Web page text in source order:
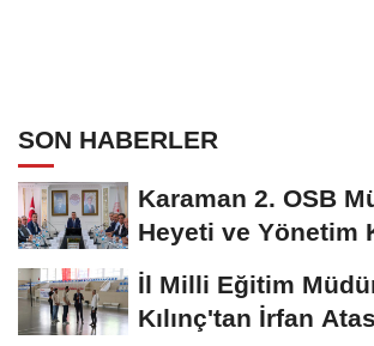
SON HABERLER
Karaman 2. OSB
Heyeti ve Yönetim
Toplantısı
İl Milli Eğitim
Kılınç'tan İrfan